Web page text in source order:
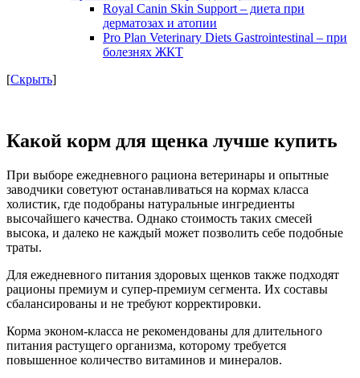
Royal Canin Skin Support – диета при
дерматозах и атопии
Pro Plan Veterinary Diets Gastrointestinal – при
болезнях ЖКТ
[Скрыть]
Какой корм для щенка лучше купить
При выборе ежедневного рациона ветеринары и опытные
заводчики советуют останавливаться на кормах класса
холистик, где подобраны натуральные ингредиенты
высочайшего качества. Однако стоимость таких смесей
высока, и далеко не каждый может позволить себе подобные
траты.
Для ежедневного питания здоровых щенков также подходят
рационы премиум и супер-премиум сегмента. Их составы
сбалансированы и не требуют корректировки.
Корма эконом-класса не рекомендованы для длительного
питания растущего организма, которому требуется
повышенное количество витаминов и минералов.